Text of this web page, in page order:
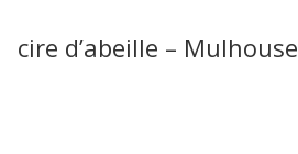
cire d’abeille – Mulhouse